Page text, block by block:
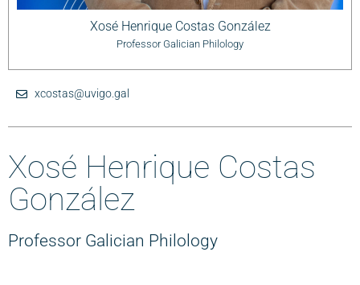
Xosé Henrique Costas González
Professor Galician Philology
xcostas@uvigo.gal
Xosé Henrique Costas
González
Professor Galician Philology